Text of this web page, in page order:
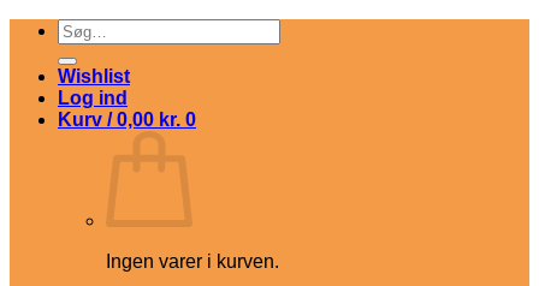
Fortsæt
indhold
Søg
efter:
Wishlist
Log ind
Kurv /0,00 kr. 0
Ingen varer i kurven.